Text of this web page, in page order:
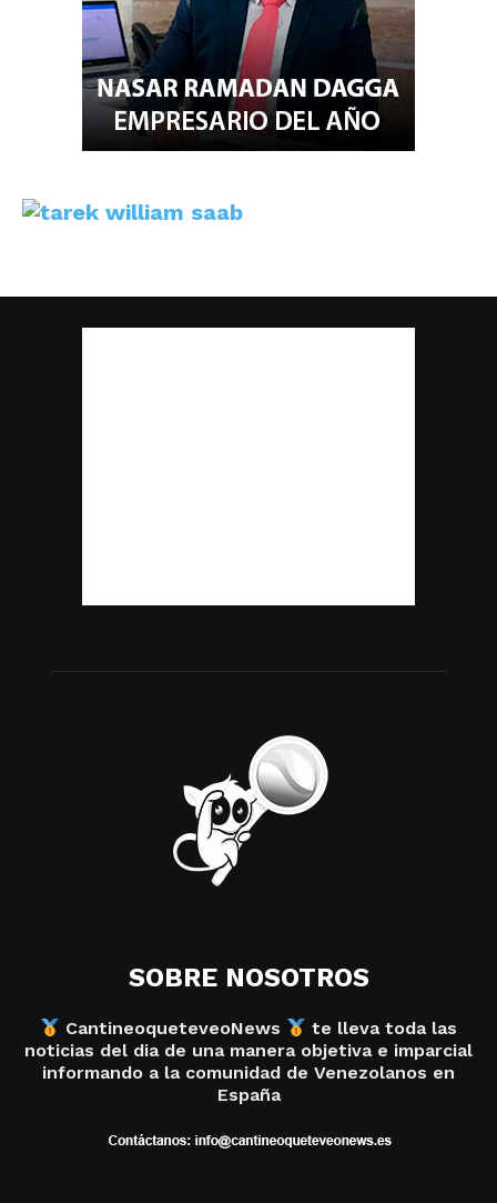
SOBRE NOSOTROS
CantineoqueteveoNews
te lleva toda las
noticias del dia de una manera objetiva e imparcial
informando a la comunidad de Venezolanos en
España